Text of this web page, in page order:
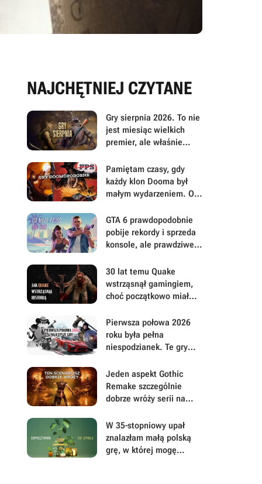
NAJCHĘTNIEJ CZYTANE
Gry sierpnia 2026. To nie
jest miesiąc wielkich
premier, ale właśnie
mu się uważniej
Pamiętam czasy, gdy
każdy klon Dooma był
małym wydarzeniem. Oto
FPS-y lat 90.
GTA 6 prawdopodobnie
pobije rekordy i sprzeda
konsole, ale prawdziwe
będą musieli mu
wybaczyć
30 lat temu Quake
wstrząsnął gamingiem,
choć początkowo miał
Pierwsza połowa 2026
roku była pełna
niespodzianek. Te gry
uwagę i Wasz czas
Jeden aspekt Gothic
Remake szczególnie
dobrze wróży serii na
mają powody do dumy
W 35-stopniowy upał
znalazłam małą polską
grę, w której mogę